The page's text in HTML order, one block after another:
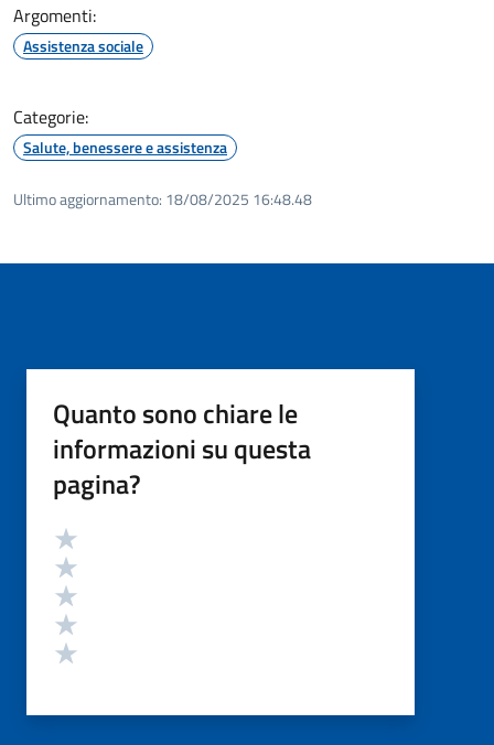
Argomenti:
Assistenza sociale
Categorie:
Salute, benessere e assistenza
Ultimo aggiornamento: 18/08/2025 16:48.48
Quanto sono chiare le
informazioni su questa
pagina?
Valutazione